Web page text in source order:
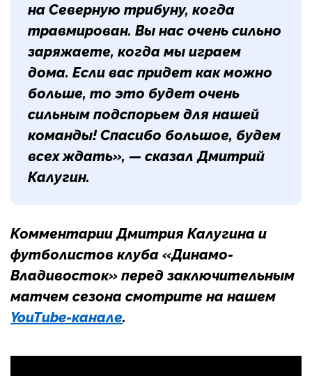
на Северную трибуну, когда
травмирован. Вы нас очень сильно
заряжаете, когда мы играем
дома. Если вас придет как можно
больше, то это будет очень
сильным подспорьем для нашей
команды! Спасибо большое, будем
всех ждать», — сказал Дмитрий
Калугин.
Комментарии Дмитрия Калугина и
футболистов клуба «Динамо-
Владивосток» перед заключительным
матчем сезона смотрите на нашем
YouTube-канале.